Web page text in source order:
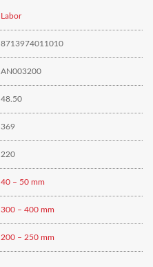
Labor
8713974011010
AN003200
48.50
369
220
40 – 50 mm
300 – 400 mm
200 – 250 mm